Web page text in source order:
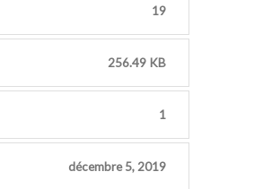
19
256.49 KB
1
décembre 5, 2019